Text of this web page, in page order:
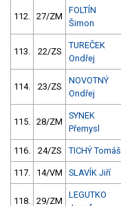
112. 27/ZM
FOLTÍN
Šimon
113. 22/ZS
TUREČEK
Ondřej
114. 23/ZS
NOVOTNÝ
Ondřej
115. 28/ZM
SYNEK
Přemysl
116. 24/ZS TICHÝ Tomáš
117. 14/VM SLAVÍK Jiří
118. 29/ZM
LEGUTKO